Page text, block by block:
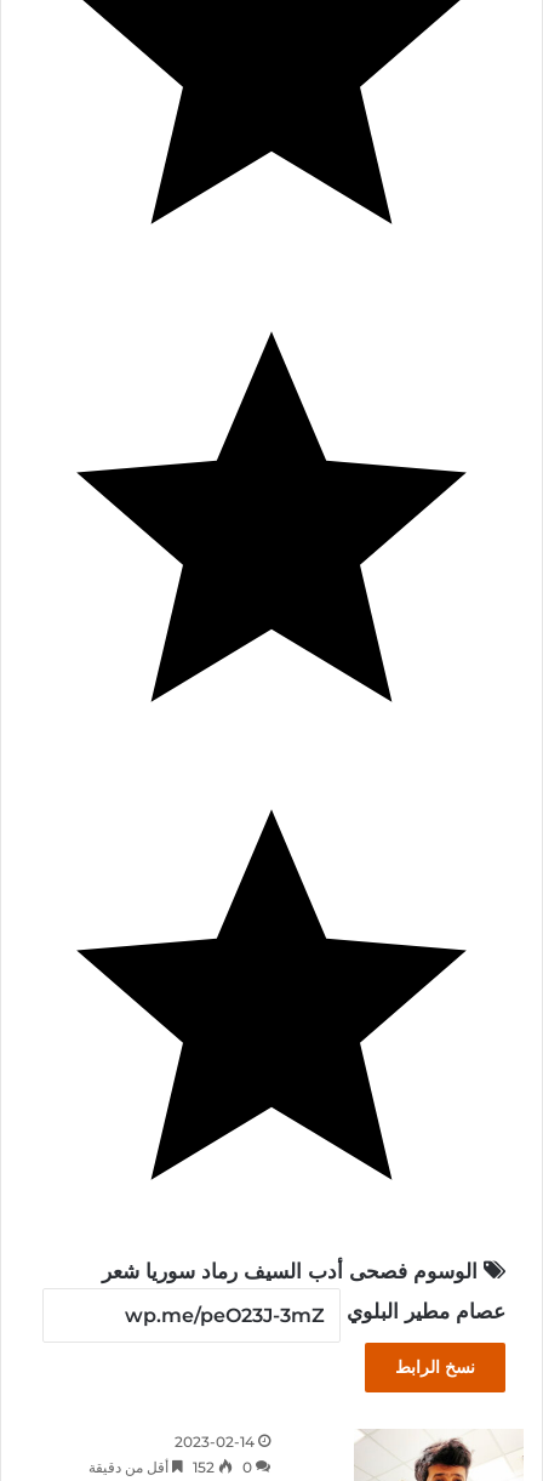
الوسوم فصحى أدب السيف رماد سوريا شعر
عصام مطير البلوي
نسخ الرابط
2023-02-14
0
152 أقل من دقيقة